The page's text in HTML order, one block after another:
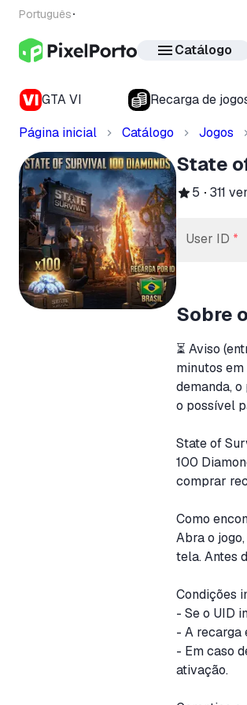
Português
Catálogo
GTA VI Recarga de
Página inicial
Catálogo Jogos
State
5 311
User ID *
Sobre
⏳ Aviso
minutos
demanda,
o possível
State of
100
comprar
Como
Abra o
tela. Antes
Condições
- Se o UID
- A recarga
- Em caso
ativação.